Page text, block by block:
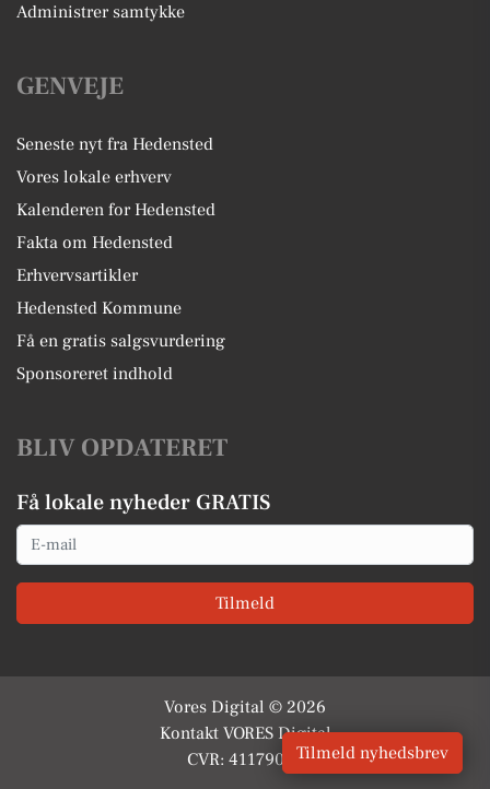
Administrer samtykke
GENVEJE
Seneste nyt fra Hedensted
Vores lokale erhverv
Kalenderen for Hedensted
Fakta om Hedensted
Erhvervsartikler
Hedensted Kommune
Få en gratis salgsvurdering
Sponsoreret indhold
BLIV OPDATERET
Få lokale nyheder GRATIS
Email
Tilmeld
Vores Digital © 2026
Kontakt VORES Digital
CVR: 41179082Tilmeld nyhedsbrev